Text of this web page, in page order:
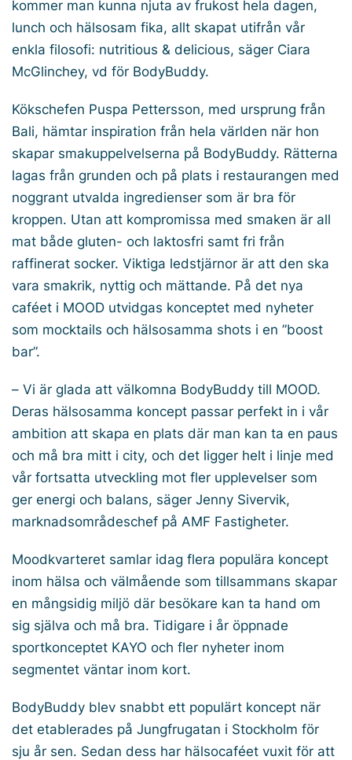
kommer man kunna njuta av frukost hela dagen,
lunch och hälsosam fika, allt skapat utifrån vår
enkla filosofi: nutritious & delicious, säger Ciara
McGlinchey, vd för BodyBuddy.
Kökschefen Puspa Pettersson, med ursprung från
Bali, hämtar inspiration från hela världen när hon
skapar smakuppelvelserna på BodyBuddy. Rätterna
lagas från grunden och på plats i restaurangen med
noggrant utvalda ingredienser som är bra för
kroppen. Utan att kompromissa med smaken är all
mat både gluten- och laktosfri samt fri från
raffinerat socker. Viktiga ledstjärnor är att den ska
vara smakrik, nyttig och mättande. På det nya
caféet i MOOD utvidgas konceptet med nyheter
som mocktails och hälsosamma shots i en ”boost
bar”.
– Vi är glada att välkomna BodyBuddy till MOOD.
Deras hälsosamma koncept passar perfekt in i vår
ambition att skapa en plats där man kan ta en paus
och må bra mitt i city, och det ligger helt i linje med
vår fortsatta utveckling mot fler upplevelser som
ger energi och balans, säger Jenny Sivervik,
marknadsområdeschef på AMF Fastigheter.
Moodkvarteret samlar idag flera populära koncept
inom hälsa och välmående som tillsammans skapar
en mångsidig miljö där besökare kan ta hand om
sig själva och må bra. Tidigare i år öppnade
sportkonceptet KAYO och fler nyheter inom
segmentet väntar inom kort.
BodyBuddy blev snabbt ett populärt koncept när
det etablerades på Jungfrugatan i Stockholm för
sju år sen. Sedan dess har hälsocaféet vuxit för att